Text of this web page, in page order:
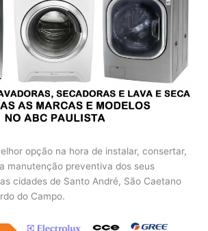
opção na hora de instalar, consertar,
manutenção preventiva dos seus
cidades de Santo André, São Caetano
do Campo.